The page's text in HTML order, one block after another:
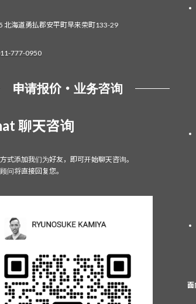
北海道勇払郡安平町早来荣町133-29
777-0950
申请报价・业务咨询
聊天咨询
式添加我们为好友，即可开始聊天咨询。
问将直接回复您。
面